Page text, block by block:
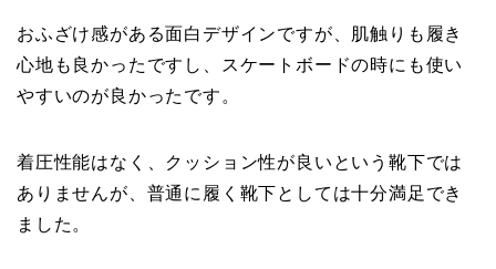
おふざけ感がある面白デザインですが、肌触りも履き
心地も良かったですし、スケートボードの時にも使い
やすいのが良かったです。
着圧性能はなく、クッション性が良いという靴下では
ありませんが、普通に履く靴下としては十分満足でき
ました。